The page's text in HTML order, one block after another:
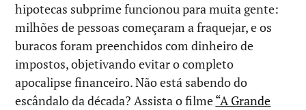
hipotecas subprime funcionou para muita gente:
milhões de pessoas começaram a fraquejar, e os
buracos foram preenchidos com dinheiro de
impostos, objetivando evitar o completo
apocalipse financeiro. Não está sabendo do
escândalo da década? Assista o filme“A Grande